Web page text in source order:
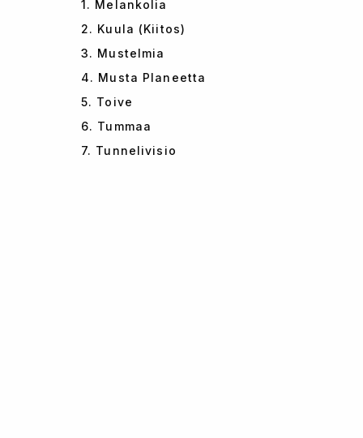
1. Melankolia
2. Kuula (Kiitos)
3. Mustelmia
4. Musta Planeetta
5. Toive
6. Tummaa
7. Tunnelivisio